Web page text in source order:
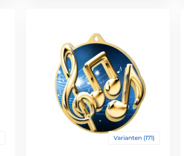
Varianten (171)